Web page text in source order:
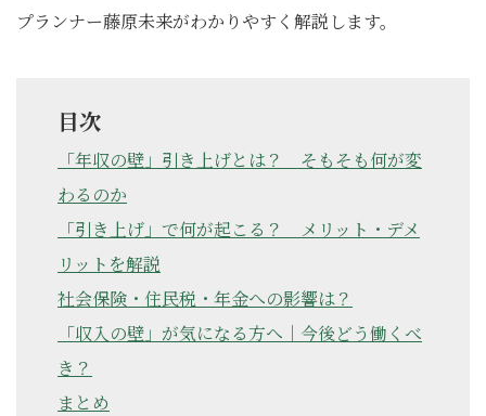
プランナー藤原未来がわかりやすく解説します。
目次
「年収の壁」引き上げとは？ そもそも何が変
わるのか
「引き上げ」で何が起こる？ メリット・デメ
リットを解説
社会保険・住民税・年金への影響は？
「収入の壁」が気になる方へ｜今後どう働くべ
き？
まとめ